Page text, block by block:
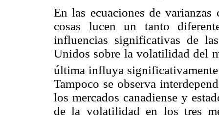
En las ecuaciones de
cosas lucen un tanto
influencias significativas de
Unidos sobre la volatilidad del
última influya
Tampoco se observa
los mercados canadiense y
de la volatilidad en los tres